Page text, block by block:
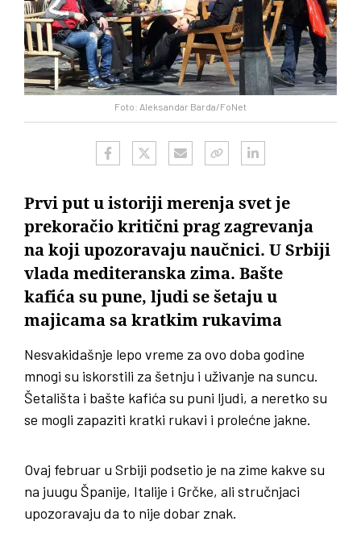
Foto: Aleksandar Barda/FoNet
Prvi put u istoriji merenja svet je
prekoračio kritični prag zagrevanja
na koji upozoravaju naučnici. U Srbiji
vlada mediteranska zima. Bašte
kafića su pune, ljudi se šetaju u
majicama sa kratkim rukavima
Nesvakidašnje lepo vreme za ovo doba godine
mnogi su iskorstili za šetnju i uživanje na suncu.
Šetališta i bašte kafića su puni ljudi, a neretko su
se mogli zapaziti kratki rukavi i prolećne jakne.
Ovaj februar u Srbiji podsetio je na zime kakve su
na juugu Španije, Italije i Grčke, ali stručnjaci
upozoravaju da to nije dobar znak.